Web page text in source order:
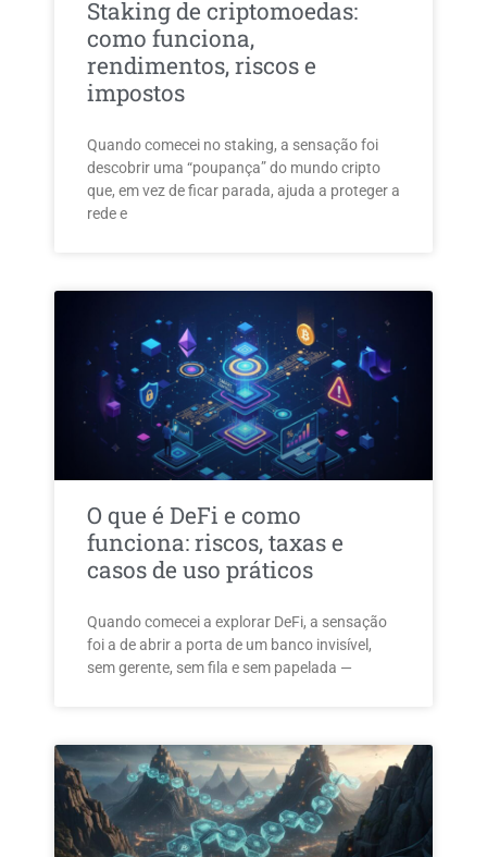
Staking de criptomoedas:
como funciona,
rendimentos, riscos e
impostos
Quando comecei no staking, a sensação foi
descobrir uma “poupança” do mundo cripto
que, em vez de ficar parada, ajuda a proteger a
rede e
O que é DeFi e como
funciona: riscos, taxas e
casos de uso práticos
Quando comecei a explorar DeFi, a sensação
foi a de abrir a porta de um banco invisível,
sem gerente, sem fila e sem papelada —